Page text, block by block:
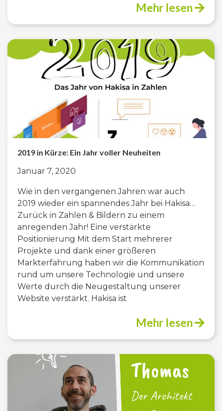
Mehr lesen
2019 in Kürze: Ein Jahr voller Neuheiten
Januar 7, 2020
Wie in den vergangenen Jahren war auch
2019 wieder ein spannendes Jahr bei Hakisa…
Zurück in Zahlen & Bildern zu einem
anregenden Jahr! Eine verstärkte
Positionierung Mit dem Start mehrerer
Projekte und dank einer größeren
Markterfahrung haben wir die Kommunikation
rund um unsere Technologie und unsere
Werte durch die Neugestaltung unserer
Website verstärkt. Hakisa ist
Mehr lesen